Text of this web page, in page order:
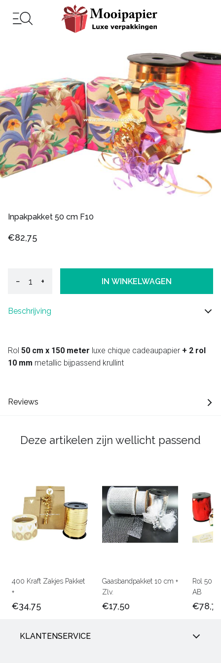
Inpakpakket 50 cm F10
€82,75
− + IN WINKELWAGEN
Beschrijving
Rol 50 cm x 150 meter luxe chique cadeaupapier + 2 rol
10 mm metallic bijpassend krullint
Reviews
Deze artikelen zijn wellicht passend
400 Kraft Zakjes Pakket
+
€34,75
Gaasbandpakket 10 cm +
Zlv.
€17,50
Rol 50
AB
€78,75
KLANTENSERVICE